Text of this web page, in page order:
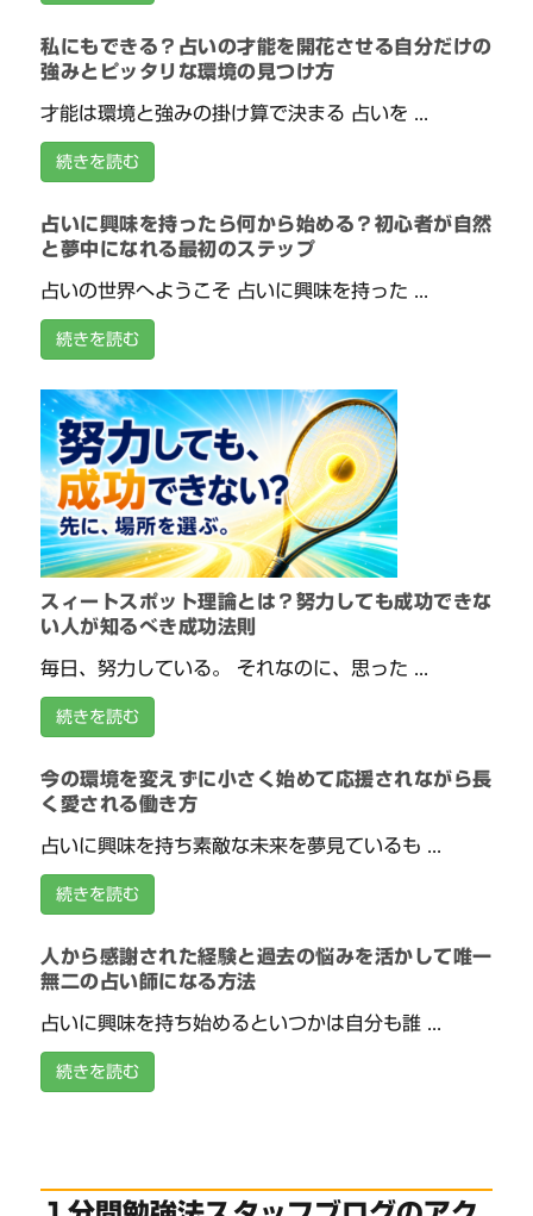
私にもできる？占いの才能を開花させる自分だけの
強みとピッタリな環境の見つけ方
才能は環境と強みの掛け算で決まる 占いを ...
続きを読む
占いに興味を持ったら何から始める？初心者が自然
と夢中になれる最初のステップ
占いの世界へようこそ 占いに興味を持った ...
続きを読む
スィートスポット理論とは？努力しても成功できな
い人が知るべき成功法則
毎日、努力している。 それなのに、思った ...
続きを読む
今の環境を変えずに小さく始めて応援されながら長
く愛される働き方
占いに興味を持ち素敵な未来を夢見ているも ...
続きを読む
人から感謝された経験と過去の悩みを活かして唯一
無二の占い師になる方法
占いに興味を持ち始めるといつかは自分も誰 ...
続きを読む